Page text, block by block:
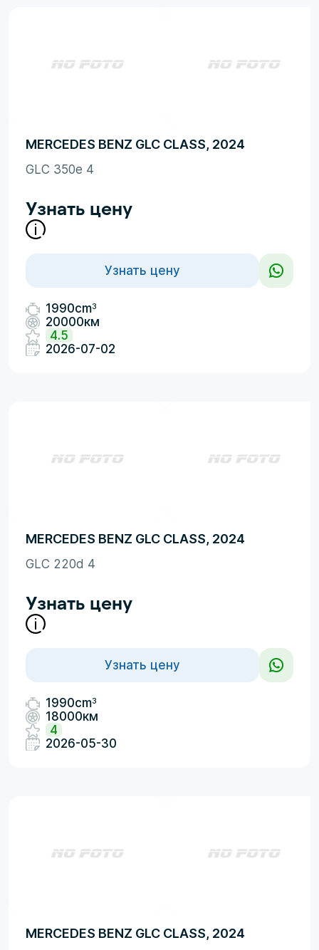
MERCEDES BENZ GLC CLASS, 2024
GLC 350e 4
Узнать цену
Узнать цену
1990cm3
20000км
4.5
2026-07-02
MERCEDES BENZ GLC CLASS, 2024
GLC 220d 4
Узнать цену
Узнать цену
1990cm3
18000км
4
2026-05-30
MERCEDES BENZ GLC CLASS, 2024